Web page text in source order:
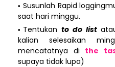
Susunlah Rapid
saat hari minggu.
Tentukan to do list
kalian selesaikan
mencatatnya di the
supaya tidak lupa)